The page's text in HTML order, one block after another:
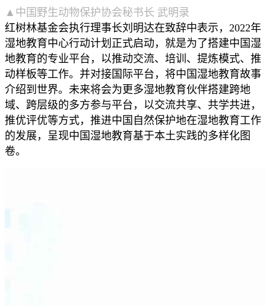
▲中国野生动物保护协会秘书长 武明录
红树林基金会执行理事长刘明达在致辞中表示，2022年
湿地教育中心行动计划正式启动，就是为了搭建中国湿
地教育的专业平台，以推动交流、培训、提炼模式、推
动样板等工作。并对接国际平台，将中国湿地教育故事
介绍到世界。未来将会为更多湿地教育伙伴搭建跨地
域、跨层级的多方参与平台，以交流共享、共学共进，
推优评优等方式，推进中国自然保护地在湿地教育工作
的发展，呈现中国湿地教育基于本土实践的多样化图
卷。